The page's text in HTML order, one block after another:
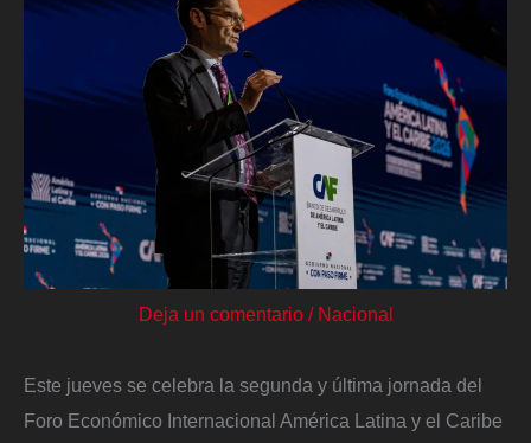
Deja un comentario / Nacional
Este jueves se celebra la segunda y última jornada del
Foro Económico Internacional América Latina y el Caribe